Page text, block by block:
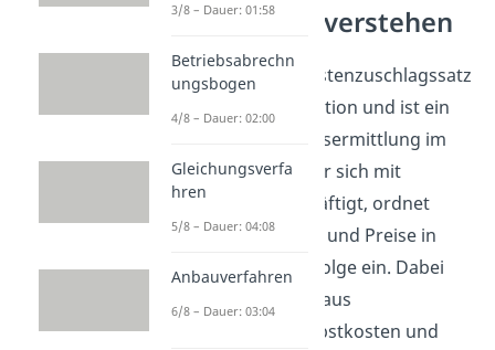
Kalkulation verstehen
Der Handlungskostenzuschlagssatz
gehört zur Kalkulation und ist ein
fester Teil der Preisermittlung im
Unternehmen. Wer sich mit
Kalkulation beschäftigt, ordnet
Kosten, Zuschläge und Preise in
eine klare Reihenfolge ein. Dabei
wird deutlich, wie aus
Einkaufspreis, Selbstkosten und
3/8 – Dauer: 01:58
Betriebsabrechn
ungsbogen
4/8 – Dauer: 02:00
Gleichungsverfa
hren
5/8 – Dauer: 04:08
Anbauverfahren
6/8 – Dauer: 03:04